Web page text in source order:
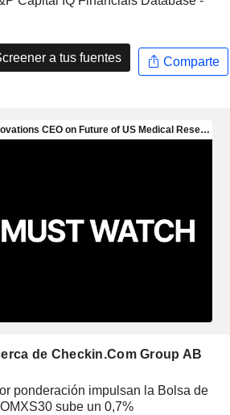
a tus fuentes Comparte
de Checkin.Com Group AB
ponderación impulsan la Bolsa de
sube un 0,7%